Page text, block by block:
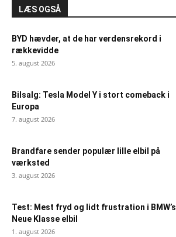
LÆS OGSÅ
BYD hævder, at de har verdensrekord i
rækkevidde
5. august 2026
Bilsalg: Tesla Model Y i stort comeback i
Europa
7. august 2026
Brandfare sender populær lille elbil på
værksted
3. august 2026
Test: Mest fryd og lidt frustration i BMW’s
Neue Klasse elbil
1. august 2026